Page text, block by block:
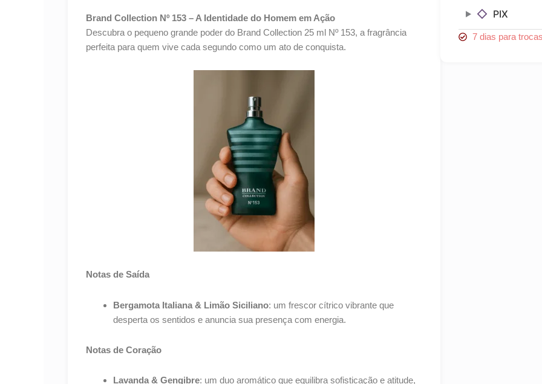
Brand Collection Nº 153 – A Identidade do Homem em Ação
Descubra o pequeno grande poder do Brand Collection 25 ml Nº 153, a fragrância
perfeita para quem vive cada segundo como um ato de conquista.
Notas de Saída
Bergamota Italiana & Limão Siciliano: um frescor cítrico vibrante que
desperta os sentidos e anuncia sua presença com energia.
Notas de Coração
Lavanda & Gengibre: um duo aromático que equilibra sofisticação e atitude,
PIX
7 dias para